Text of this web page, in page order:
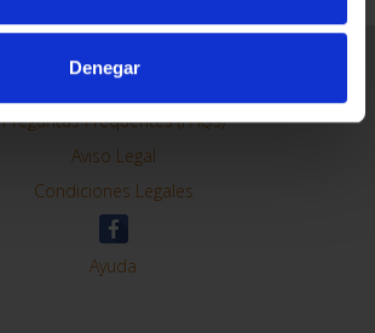
Denegar
Información General
Contacto
Preguntas Frequentes (FAQs)
Aviso Legal
Condiciones Legales
Ayuda